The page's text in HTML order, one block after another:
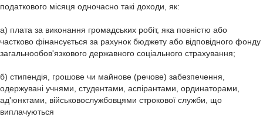
податкового місяця одночасно такі доходи, як:
а) плата за виконання громадських робіт, яка повністю або
частково фінансується за рахунок бюджету або відповідного фонду
загальнообов'язкового державного соціального страхування;
б) стипендія, грошове чи майнове (речове) забезпечення,
одержувані учнями, студентами, аспірантами, ординаторами,
ад'юнктами, військовослужбовцями строкової служби, що
виплачуються